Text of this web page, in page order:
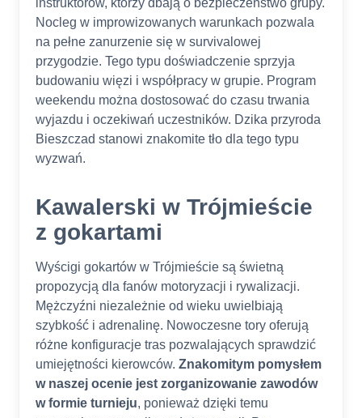
instruktorów, którzy dbają o bezpieczeństwo grupy.
Nocleg w improwizowanych warunkach pozwala
na pełne zanurzenie się w survivalowej
przygodzie. Tego typu doświadczenie sprzyja
budowaniu więzi i współpracy w grupie. Program
weekendu można dostosować do czasu trwania
wyjazdu i oczekiwań uczestników. Dzika przyroda
Bieszczad stanowi znakomite tło dla tego typu
wyzwań.​
Kawalerski w Trójmieście
z gokartami
Wyścigi gokartów w Trójmieście są świetną
propozycją dla fanów motoryzacji i rywalizacji.
Mężczyźni niezależnie od wieku uwielbiają
szybkość i adrenalinę. Nowoczesne tory oferują
różne konfiguracje tras pozwalających sprawdzić
umiejętności kierowców. Znakomitym pomysłem
w naszej ocenie jest zorganizowanie zawodów
w formie turnieju, ponieważ dzięki temu